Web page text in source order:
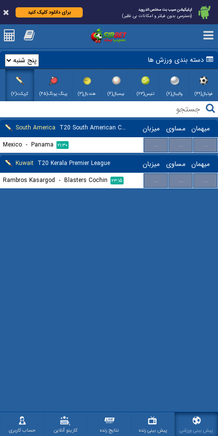
اپلیکیشن سیب بت مختص اندروید
(دسترسی بدون فیلتر و امکانات بی نظیر)
برای دانلود کلیک کنید
دسته بندی ورزش ها
فوتبال(۴۹) والیبال(۶) تنیس(۲۳) بیسبال(۴) هندبال(۳) پینگ پونگ(۴۵) کریکت(۲)
South America T20 South American Championship میزبان مساوی میهمان
Mexico - Panama ۲۱:۳۰ ... ...
...
Kuwait T20 Kerala Premier League میزبان مساوی میهمان
Rambros Kasargod - Blasters Cochin ۲۳:۱۵ ... ... ...
پیش بینی ورزشی پیش بینی زنده نتایج زنده کازینو آنلاین حساب کاربری